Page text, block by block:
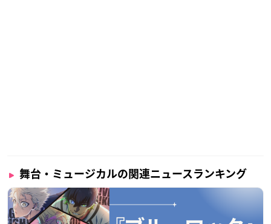
舞台・ミュージカルの関連ニュースランキング